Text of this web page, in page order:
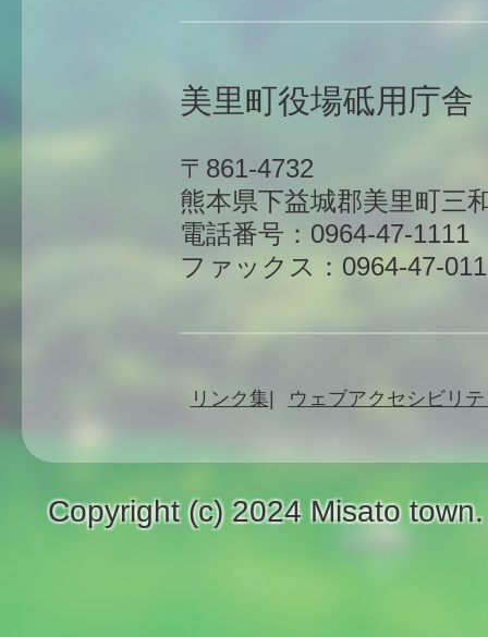
美里町役場砥用庁舎
〒861-4732
熊本県下益城郡美里町三
電話番号：0964-47-1111
ファックス：0964-47-
リンク集 ウェブアクセシビリ
Copyright (c) 2024 Misato